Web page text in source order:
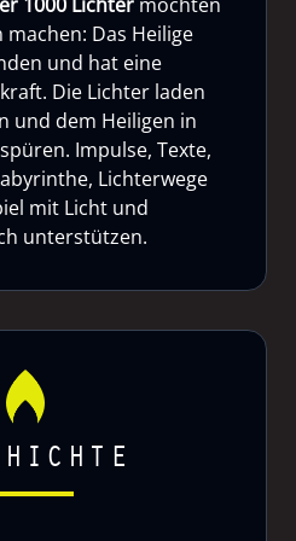
Das Heilige
und hat eine
Die Lichter laden
und dem Heiligen in
Impulse, Texte,
Lichterwege
mit Licht und
unterstützen.